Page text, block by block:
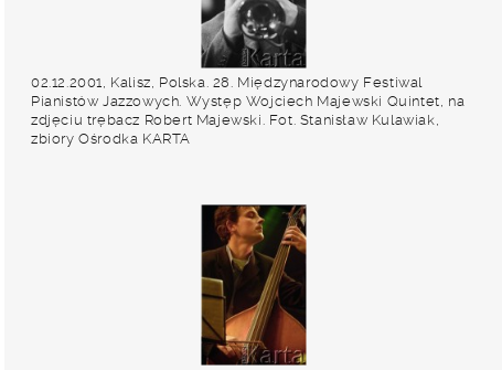
02.12.2001, Kalisz, Polska. 28. Międzynarodowy Festiwal
Pianistów Jazzowych. Występ Wojciech Majewski Quintet, na
zdjęciu trębacz Robert Majewski. Fot. Stanisław Kulawiak,
zbiory Ośrodka KARTA